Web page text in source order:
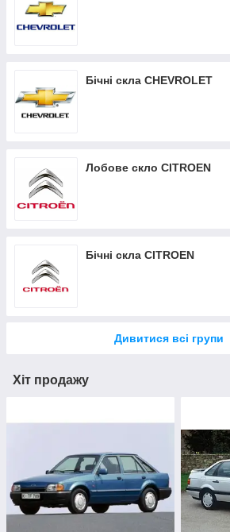
Бічні скла CHEVROLET
Лобове скло CITROEN
Бічні скла CITROEN
Дивитися всі групи
Хіт продажу